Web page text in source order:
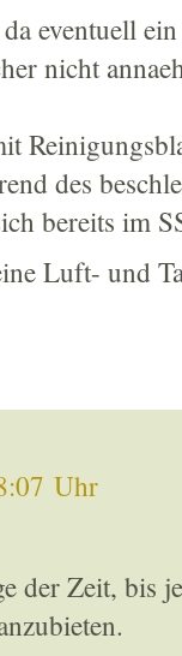
eventuell
nicht
des
bereits im
Luft- und
Uhr
der Zeit, bis